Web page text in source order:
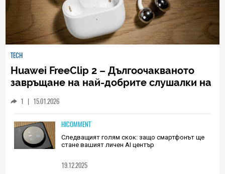
TECH
Huawei FreeClip 2 – Дългоочакваното
завръщане на най-добрите слушалки на
1 | 15.01.2026
HICOMMENT
Следващият голям скок: защо смартфонът ще
стане вашият личен AI център
19.12.2025